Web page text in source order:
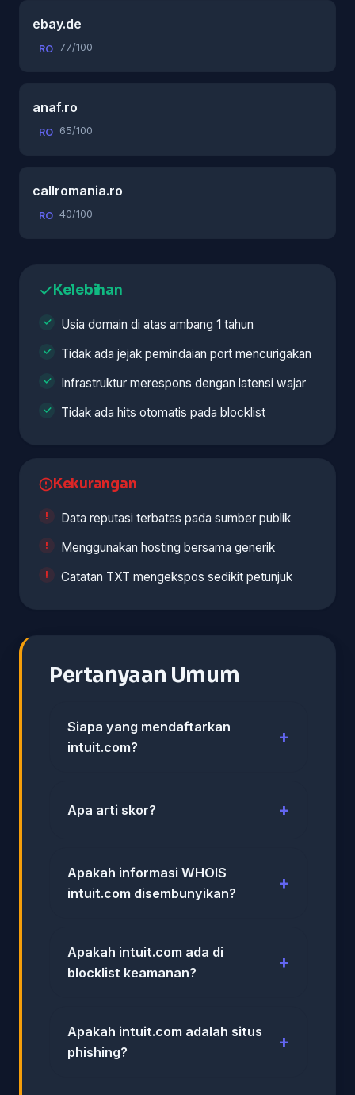
ebay.de
RO 77/100
anaf.ro
RO 65/100
callromania.ro
RO 40/100
Kelebihan
Usia domain di atas ambang 1 tahun
Tidak ada jejak pemindaian port mencurigakan
Infrastruktur merespons dengan latensi wajar
Tidak ada hits otomatis pada blocklist
Kekurangan
Data reputasi terbatas pada sumber publik
Menggunakan hosting bersama generik
Catatan TXT mengekspos sedikit petunjuk
Pertanyaan Umum
Siapa yang mendaftarkan
intuit.com?
Apa arti skor?
Apakah informasi WHOIS
intuit.com disembunyikan?
Apakah intuit.com ada di
blocklist keamanan?
Apakah intuit.com adalah situs
phishing?